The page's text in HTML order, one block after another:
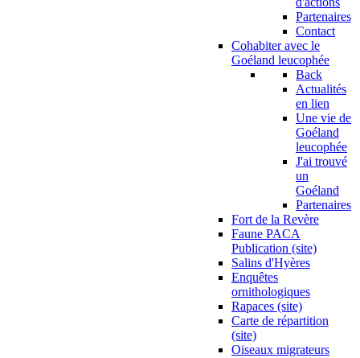
Partenaires
Contact
Cohabiter avec le
Goéland leucophée
Back
Actualités
en lien
Une vie de
Goéland
leucophée
J'ai trouvé
un
Goéland
Partenaires
Fort de la Revère
Faune PACA
Publication (site)
Salins d'Hyères
Enquêtes
ornithologiques
Rapaces (site)
Carte de répartition
(site)
Oiseaux migrateurs